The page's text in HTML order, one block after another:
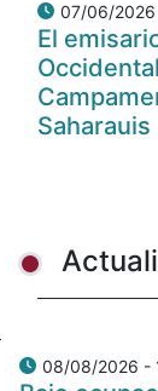
07/06/2026
El
Saharauis
08/08/2026 -